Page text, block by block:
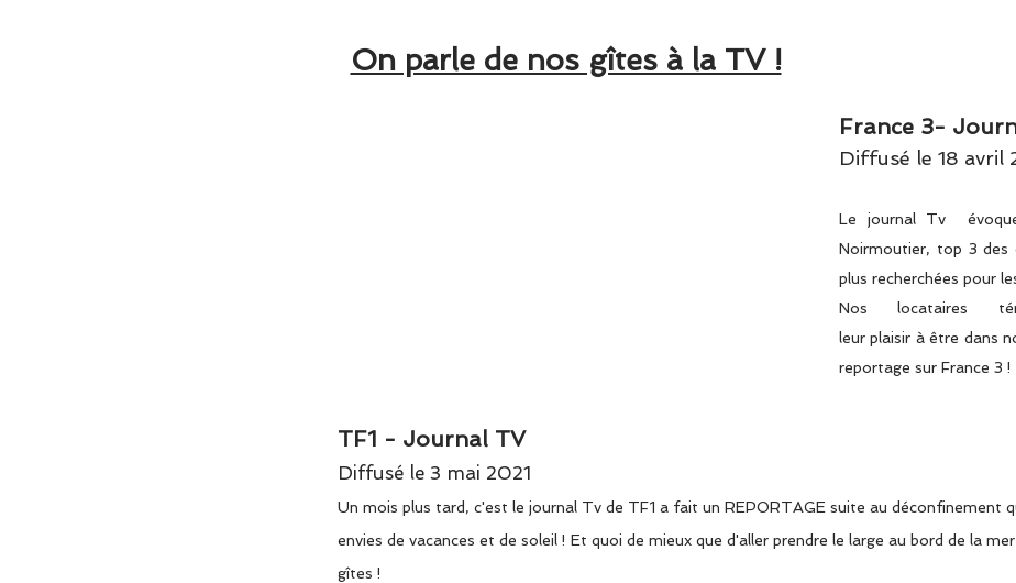
On parle de nos gîtes à la TV !
France 3-
Diffusé le 18 avril
Le journal Tv
Noirmoutier, top 3 des
plus recherchées pour
Nos locataires
leurplaisir à être dans
reportage sur France 3 !
TF1 - Journal TV
Diffusé le 3 mai 2021
Un mois plus tard, c'est le journal Tv de TF1 a fait un REPORTAGE suite au déconfinement
envies de vacances et de soleil ! Et quoi de mieux que d'aller prendre le large au bord de la
gîtes !